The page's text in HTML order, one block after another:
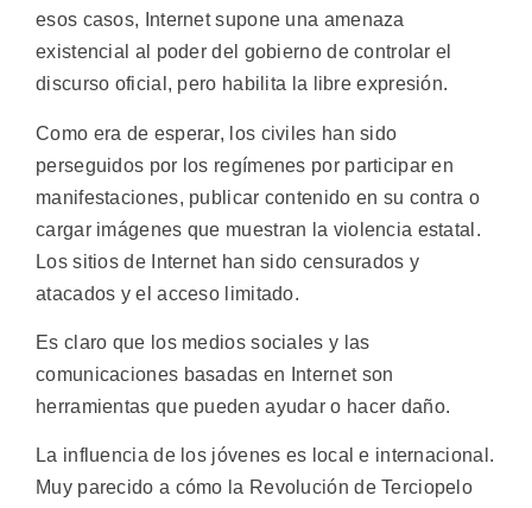
esos casos, Internet supone una amenaza
existencial al poder del gobierno de controlar el
discurso oficial, pero habilita la libre expresión.
Como era de esperar, los civiles han sido
perseguidos por los regímenes por participar en
manifestaciones, publicar contenido en su contra o
cargar imágenes que muestran la violencia estatal.
Los sitios de Internet han sido censurados y
atacados y el acceso limitado.
Es claro que los medios sociales y las
comunicaciones basadas en Internet son
herramientas que pueden ayudar o hacer daño.
La influencia de los jóvenes es local e internacional.
Muy parecido a cómo la Revolución de Terciopelo